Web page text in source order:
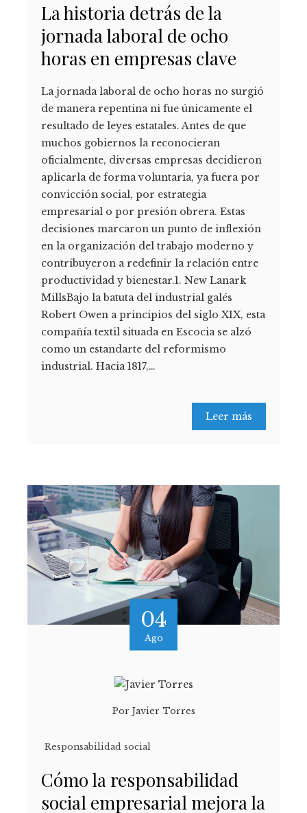
La historia detrás de la
jornada laboral de ocho
horas en empresas clave
La jornada laboral de ocho horas no surgió
de manera repentina ni fue únicamente el
resultado de leyes estatales. Antes de que
muchos gobiernos la reconocieran
oficialmente, diversas empresas decidieron
aplicarla de forma voluntaria, ya fuera por
convicción social, por estrategia
empresarial o por presión obrera. Estas
decisiones marcaron un punto de inflexión
en la organización del trabajo moderno y
contribuyeron a redefinir la relación entre
productividad y bienestar.1. New Lanark
MillsBajo la batuta del industrial galés
Robert Owen a principios del siglo XIX, esta
compañía textil situada en Escocia se alzó
como un estandarte del reformismo
industrial. Hacia 1817,…
Leer más
04
Ago
Por Javier Torres
Responsabilidad social
Cómo la responsabilidad
social empresarial mejora la